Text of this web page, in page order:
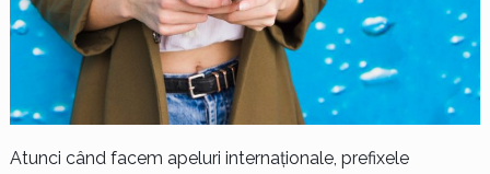
Atunci când facem apeluri internaționale, prefixele